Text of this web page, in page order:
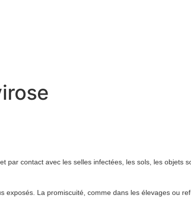
par contact avec les selles infectées, les sols, les objets
La promiscuité, comme dans les élevages ou